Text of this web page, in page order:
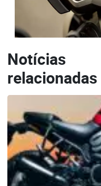
Notícias
relacionadas